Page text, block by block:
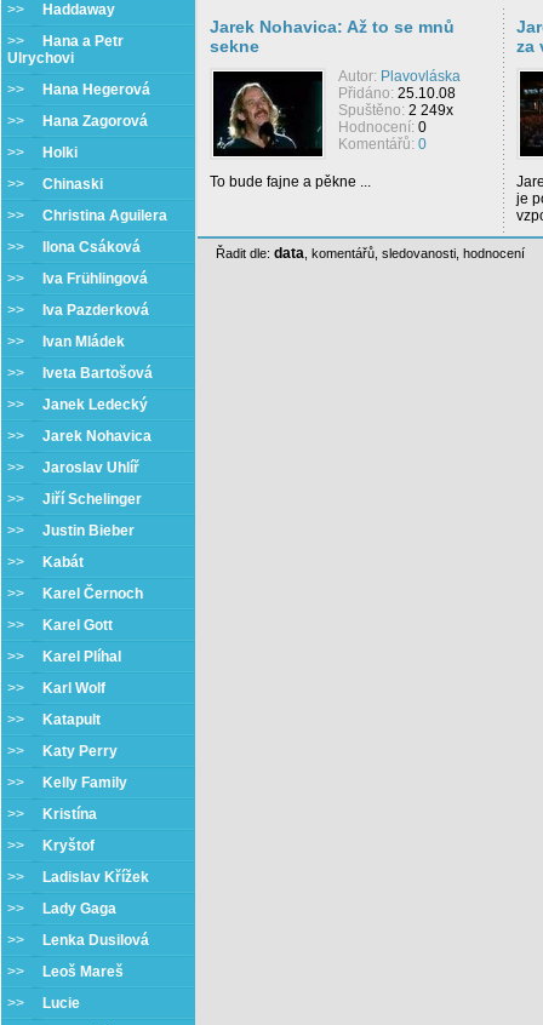
>>
Haddaway
>>
Hana a Petr
Ulrychovi
>>
Hana Hegerová
>>
Hana Zagorová
>>
Holki
>> Chinaski
>> Christina Aguilera
>>
Ilona Csáková
>>
Iva Frühlingová
>>
Iva Pazderková
>>
Ivan Mládek
>>
Iveta Bartošová
>> Janek Ledecký
>> Jarek Nohavica
>> Jaroslav Uhlíř
>> Jiří Schelinger
>> Justin Bieber
>>
Kabát
>>
Karel Černoch
>>
Karel Gott
>>
Karel Plíhal
>>
Karl Wolf
>>
Katapult
>>
Katy Perry
>>
Kelly Family
>>
Kristína
>>
Kryštof
>>
Ladislav Křížek
>>
Lady Gaga
>>
Lenka Dusilová
>>
Leoš Mareš
>>
Lucie
Jarek Nohavica: Až to se mnů
sekne
Autor: Plavovláska
Přidáno: 25.10.08
Spuštěno: 2 249x
Hodnocení: 0
Komentářů: 0
To bude fajne a pěkne ...
za
je
Řadit dle: data komentářů sledovanosti hodnocení